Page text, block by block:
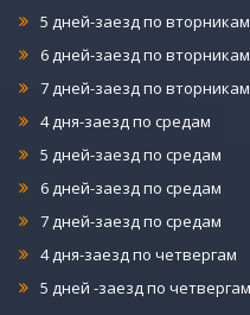
6 дней-заезд по вторникам
7 дней-заезд по вторникам
4 дня-заезд по средам
5 дней-заезд по средам
6 дней-заезд по средам
7 дней-заезд по средам
4 дня-заезд по четвергам
5 дней -заезд по четвергам
6 дней-заезд по четвергам